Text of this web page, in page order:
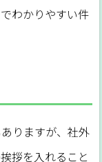
わかりやすい件
りますが、社外
拶を入れること